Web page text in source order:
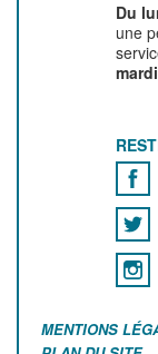
Du
une
MENTIONS